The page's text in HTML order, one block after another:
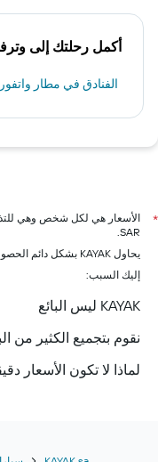
أكمل رحلتك إلى
الفنادق في مطار
*
الأسعار هي لكل شخص وهي
SAR.
يحاول KAYAK بشكل دائم الحصول على الأسعار الدقيقة، ولكن
إليك السبب:
KAYAK ليس البائع
نقوم بتجميع الكثير من
لماذا لا تكون الأسعار دقيقة